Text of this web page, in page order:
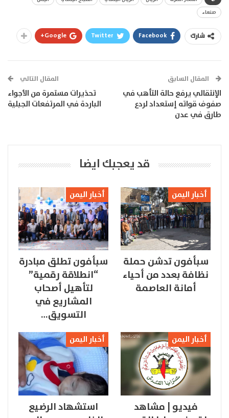
صنعاء
شارك Facebook
Twitter
Google+
المقال السابق
الإنتقالي يرفع حالة التأهب في
صفوف قواته إستعداد لردع
طارق في عدن
المقال التالي
تحذيرات مستمرة من الأجواء
الباردة في المرتفعات الجبلية
قد يعجبك ايضا
أخبار اليمن
سبأفون تدشن حملة
نظافة بعدد من أحياء
أمانة العاصمة
أخبار اليمن
سبأفون تطلق مبادرة
“انطلاقة رقمية”
لتأهيل أصحاب
المشاريع في
التسويق…
أخبار اليمن
فيديو | مشاهد
أخبار اليمن
استشهاد الرضيع